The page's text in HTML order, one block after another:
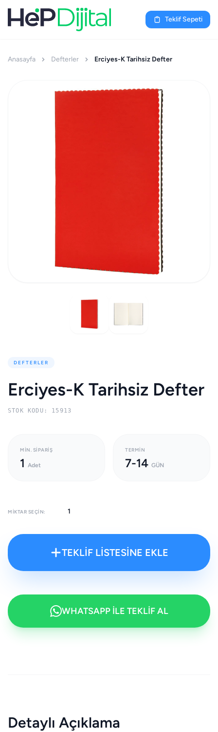
Teklif Sepeti
Anasayfa Defterler Erciyes-K Tarihsiz Defter
DEFTERLER
Erciyes-K Tarihsiz Defter
STOK KODU: 15913
MIN. SIPARIŞ
1 Adet
TERMIN
7-14 GÜN
MIKTAR SEÇIN:
TEKLİF LİSTESİNE EKLE
WHATSAPP İLE TEKLİF AL
Detaylı Açıklama